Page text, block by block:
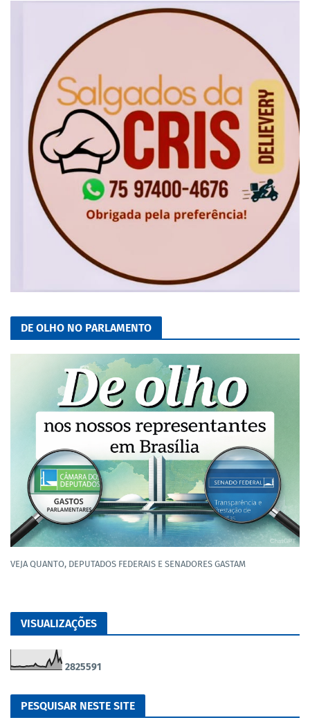
DE OLHO NO PARLAMENTO
VEJA QUANTO, DEPUTADOS FEDERAIS E SENADORES GASTAM
VISUALIZAÇÕES
2825591
PESQUISAR NESTE SITE